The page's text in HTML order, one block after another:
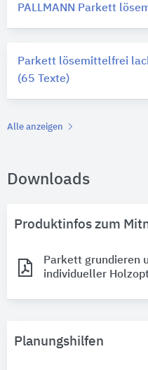
PALLMANN Parkett
Parkett lösemittelfrei
(65 Texte)
Alle anzeigen
Downloads
Produktinfos zum
Parkett grundieren
individueller
Planungshilfen